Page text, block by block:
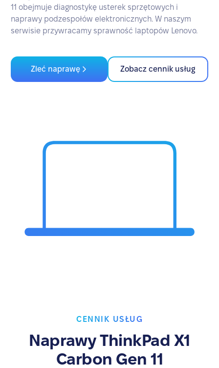
11 obejmuje diagnostykę usterek sprzętowych i
naprawy podzespołów elektronicznych. W naszym
serwisie przywracamy sprawność laptopów Lenovo.
Zleć naprawę Zobacz cennik usług
CENNIK USŁUG
Naprawy ThinkPad X1
Carbon Gen 11